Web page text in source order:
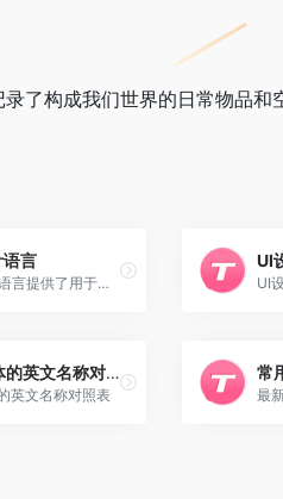
了构成我们世界的日常物品和
言
IBM 设计语言提供了用于在产品、通信、营销、活动和数字体验中表达 IBM 品牌的指导和资产。 UI
中文字体的英文名称对照表
英文名称对照表
常
最